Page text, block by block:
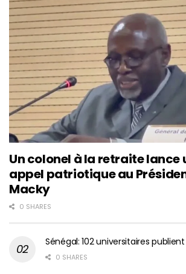
Un colonel à la retraite lance
appel patriotique au
Macky
0 SHARES
Sénégal: 102 universitaires
0 SHARES